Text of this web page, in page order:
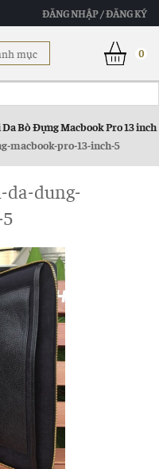
ĐĂNG NHẬP / ĐĂNG KÝ
mục 0
Bò Đựng Macbook Pro 13 inch
macbook-pro-13-inch-5
dung-